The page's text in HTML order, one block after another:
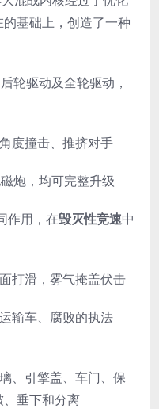
基础上，创造了一种
轮驱动及全轮驱动，
度撞击、推挤对手
炮，均可完整升级
作用，在毁灭性竞速中
打滑，雾气掩盖伏击
输车、腐败的执法
、引擎盖、车门、保
垂下和分离